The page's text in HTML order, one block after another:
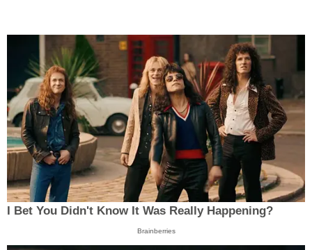
I Bet You Didn't Know It Was Really Happening?
Brainberries